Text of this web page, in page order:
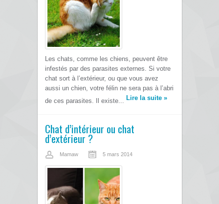
Les chats, comme les chiens, peuvent être
infestés par des parasites externes. Si votre
chat sort à l’extérieur, ou que vous avez
aussi un chien, votre félin ne sera pas à l’abri
de ces parasites. Il existe... Lire la suite »
Chat d’intérieur ou chat
d’extérieur ?
Mamaw 5 mars 2014